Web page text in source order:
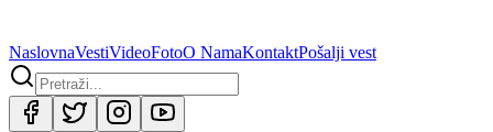
NaslovnaVestiVideoFotoO NamaKontaktPošalji vest